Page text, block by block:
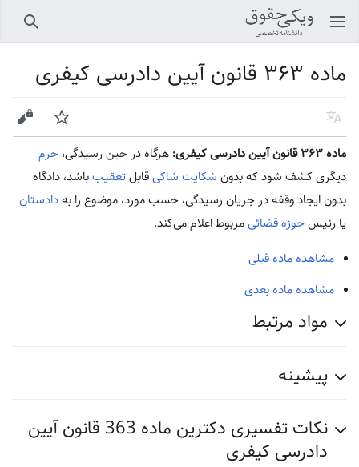
باز کردن منو اصلی جستجو
ماده ۳۶۳ قانون آیین دادرسی کیفری
زبان پیگیری ویرایش
ماده ۳۶۳ قانون آیین دادرسی کیفری: هرگاه در حین رسیدگی، جرم
دیگری کشف شود که بدون شکایت شاکیقابلتعقیبباشد، دادگاه
بدون ایجاد وقفه در جریان رسیدگی، حسب مورد، موضوع را بهدادستان
یا رئیسحوزه قضائیمربوط اعلام می‌کند.
مشاهده ماده قبلی
مشاهده ماده بعدی
مواد مرتبط
پیشینه
نکات تفسیری دکترین ماده 363 قانون آیین
دادرسی کیفری